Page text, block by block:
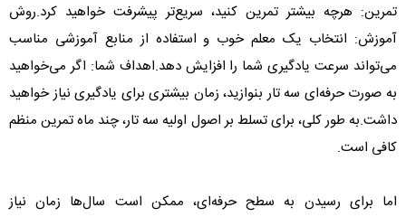
تمرین: هرچه بیشتر تمرین کنید، سریع‌تر پیشرفت خواهید کرد.روش
آموزش: انتخاب یک معلم خوب و استفاده از منابع آموزشی مناسب
می‌تواند سرعت یادگیری شما را افزایش دهد.اهداف شما: اگر می‌خواهید
به صورت حرفه‌ای سه تار بنوازید، زمان بیشتری برای یادگیری نیاز خواهید
داشت.به طور کلی، برای تسلط بر اصول اولیه سه تار، چند ماه تمرین منظم
کافی است.
اما برای رسیدن به سطح حرفه‌ای، ممکن است سال‌ها زمان نیاز